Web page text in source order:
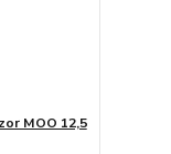
MOO 12,5